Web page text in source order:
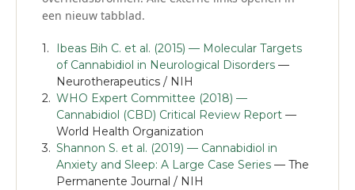
een nieuw tabblad.
Ibeas Bih C. et al. (2015) — Molecular Targets
of Cannabidiol in Neurological Disorders —
Neurotherapeutics / NIH
WHO Expert Committee (2018) —
Cannabidiol (CBD) Critical Review Report —
World Health Organization
Shannon S. et al. (2019) — Cannabidiol in
Anxiety and Sleep: A Large Case Series — The
Permanente Journal / NIH